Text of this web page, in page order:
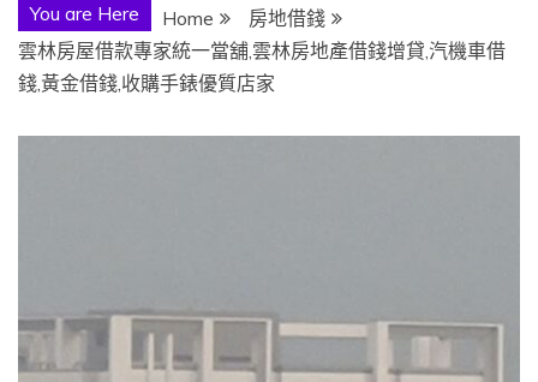
You are Here Home
房地借錢
雲林房屋借款專家統一當舖,雲林房地產借錢增貸,汽機車借
錢,黃金借錢,收購手錶優質店家